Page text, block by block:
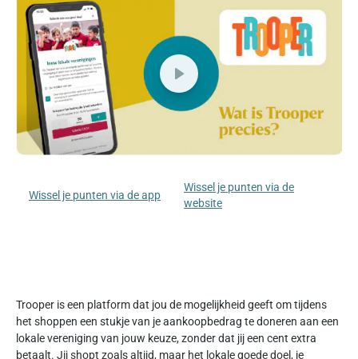
Wissel je punten via de app
Wissel je punten via de
website
Trooper is een platform dat jou de mogelijkheid geeft om tijdens
het shoppen een stukje van je aankoopbedrag te doneren aan een
lokale vereniging van jouw keuze, zonder dat jij een cent extra
betaalt. Jij shopt zoals altijd, maar het lokale goede doel, je